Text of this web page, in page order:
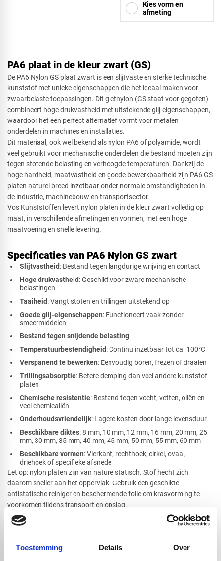
Toestemming Details Over
Kies vorm en
afmeting
Driehoek
Rechthoek
Ovaal
Afsnede
PA6 plaat in de kleur zwart (GS)
De PA6 Nylon GS plaat zwart is een slijtvaste en sterke technische
kunststof met unieke eigenschappen die het ideaal maken voor
zwaarbelaste toepassingen. Dit gietnylon (GS staat voor gegoten)
combineert hoge drukvastheid met uitstekende glij-eigenschappen,
waardoor het een perfect alternatief vormt voor metalen
onderdelen in machines en installaties.
Dit materiaal, ook wel bekend als nylon PA6 of polyamide, wordt
veel gebruikt voor mechanische onderdelen die bestand moeten zijn
tegen stotende belasting en verhoogde temperaturen. Dankzij de
hoge hardheid, maatvastheid en goede bewerkbaarheid zijn PA6 GS
platen naturel breed inzetbaar onder normale omstandigheden in
de industrie, machinebouw en transportsector.
Vos Kunststoffen levert nylon platen in de kleur zwart volledig op
maat, in verschillende afmetingen en vormen, met een hoge
maatvoering en snelle levering.
Specificaties van PA6 Nylon GS zwart
Slijtvastheid: Bestand tegen langdurige wrijving en contact
Hoge drukvastheid: Geschikt voor zware mechanische
belastingen
Taaiheid: Vangt stoten en trillingen uitstekend op
Goede glij-eigenschappen: Functioneert vaak zonder
smeermiddelen
Bestand tegen snijdende belasting
Temperatuurbestendigheid: Continu inzetbaar tot ca. 100°C
Verspanend te bewerken: Eenvoudig boren, frezen of draaien
Trillingsabsorptie: Betere demping dan veel andere kunststof
platen
Chemische resistentie: Bestand tegen vocht, vetten, oliën en
veel chemicaliën
Onderhoudsvriendelijk: Lagere kosten door lange levensduur
Beschikbare diktes: 8 mm, 10 mm, 12 mm, 16 mm, 20 mm, 25
mm, 30 mm, 35 mm, 40 mm, 45 mm, 50 mm, 55 mm, 60 mm
Beschikbare vormen: Vierkant, rechthoek, cirkel, ovaal,
driehoek of specifieke afsnede
Let op: nylon platen zijn van nature statisch. Stof hecht zich
daarom sneller aan het oppervlak. Gebruik een geschikte
antistatische reiniger en beschermende folie om krasvorming te
voorkomen tijdens transport en opslag.
Bewerking van PA6 Nylon GS platen
De PA6 GS plaat zwart is uitstekend te bewerken en laat zich goed
verwerken tot onderdelen voor technische toepassingen. Dankzij de